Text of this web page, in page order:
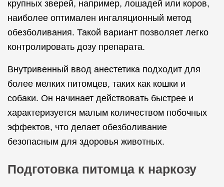
крупных зверей, например, лошадей или коров,
наиболее оптимален ингаляционный метод
обезболивания. Такой вариант позволяет легко
контролировать дозу препарата.
Внутривенный ввод анестетика подходит для
более мелких питомцев, таких как кошки и
собаки. Он начинает действовать быстрее и
характеризуется малым количеством побочных
эффектов, что делает обезболивание
безопасным для здоровья животных.
Подготовка питомца к наркозу